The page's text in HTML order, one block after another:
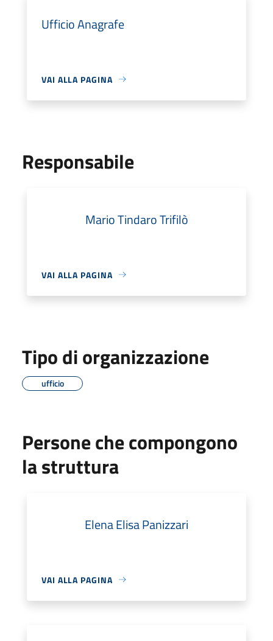
Ufficio Anagrafe
VAI ALLA PAGINA
Responsabile
Mario Tindaro Trifilò
VAI ALLA PAGINA
Tipo di organizzazione
ufficio
Persone che compongono
la struttura
Elena Elisa Panizzari
VAI ALLA PAGINA